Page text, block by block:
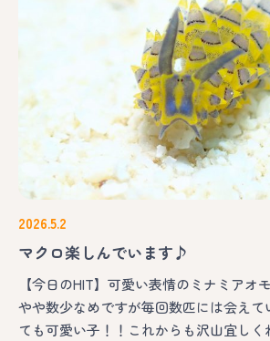
2026.5.2
マクロ楽しんでいます♪
【今日のHIT】可愛い表情のミナミアオ
やや数少なめですが毎回数匹には会えて
ても可愛い子！！これからも沢山宜